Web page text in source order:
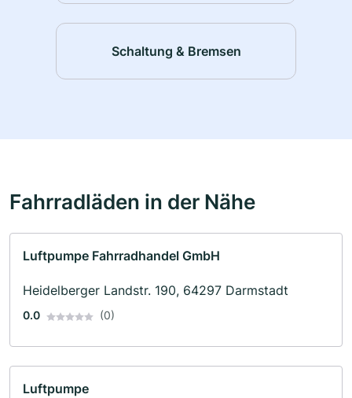
Schaltung & Bremsen
Fahrradläden in der Nähe
Luftpumpe Fahrradhandel GmbH
Heidelberger Landstr. 190, 64297 Darmstadt
0.0 (0)
Luftpumpe